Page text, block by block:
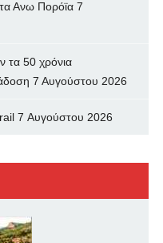
Ανω Πορόϊα 7
τα 50 χρόνια
7 Αυγούστου 2026
7 Αυγούστου 2026